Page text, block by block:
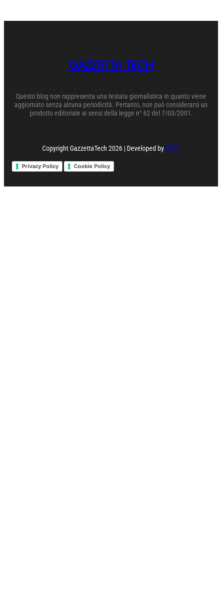
GAZZETTA TECH
Questo blog non rappresenta una testata giornalistica in quanto viene
aggiornato senza alcuna periodicità. Pertanto, non può considerarsi un
prodotto editoriale ai sensi della legge n° 62 del 7/03/2001.
Copyright GazzettaTech 2026 | Developed byOTTS
Privacy Policy Cookie Policy